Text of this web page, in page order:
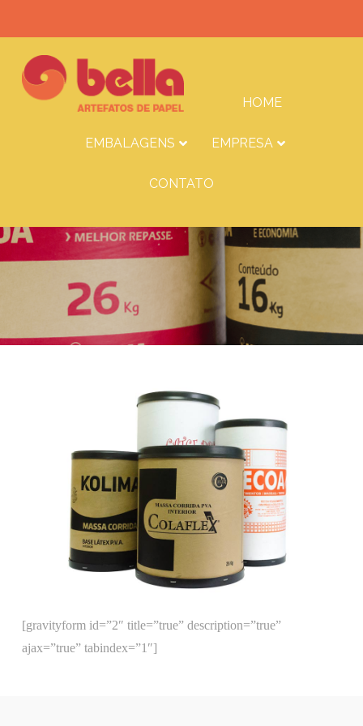
HOME
EMBALAGENS EMPRESA
CONTATO
[gravityform id=”2″ title=”true” description=”true”
ajax=”true” tabindex=”1″]